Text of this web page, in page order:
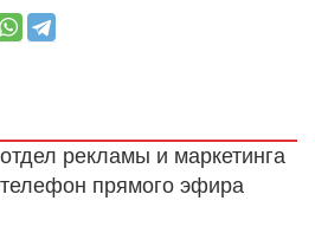
рекламы и маркетинга
прямого эфира